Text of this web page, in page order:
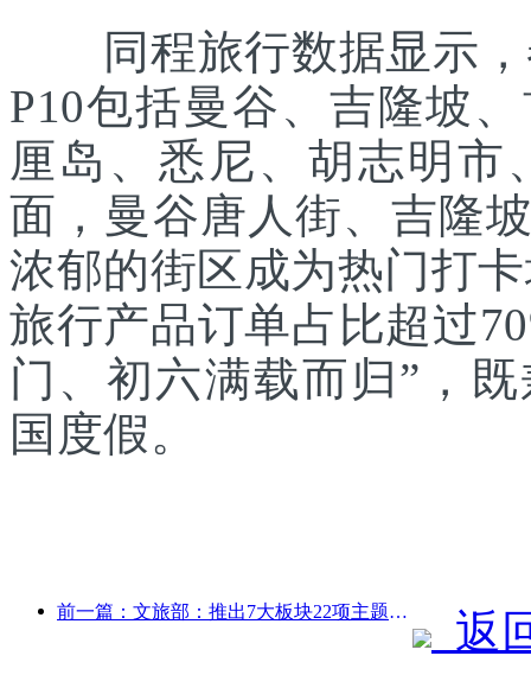
同程旅行数据显示，
P10包括曼谷、吉隆坡
厘岛、悉尼、胡志明市
面，曼谷唐人街、吉隆
浓郁的街区成为热门打
旅行产品订单占比超过
门、初六满载而归”，
国度假。
前一篇：文旅部：推出7大板块22项主题活动
返